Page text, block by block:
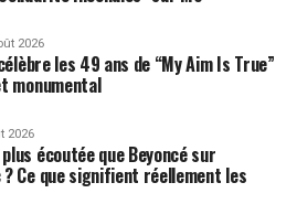
2026
les 49 ans de “My Aim Is True”
monumental
2026
écoutée que Beyoncé sur
? Ce que signifient réellement les